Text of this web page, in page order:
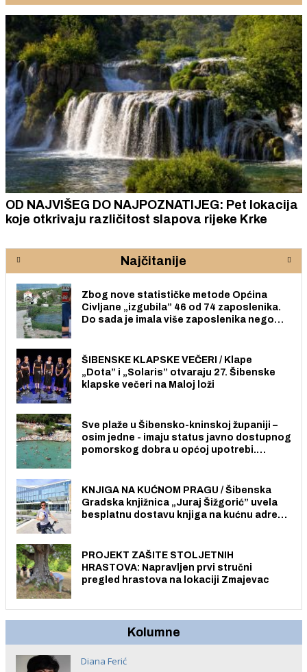
OD NAJVIŠEG DO NAJPOZNATIJEG: Pet lokacija
koje otkrivaju različitost slapova rijeke Krke
Najčitanije
Zbog nove statističke metode Općina
Civljane „izgubila” 46 od 74 zaposlenika.
Do sada je imala više zaposlenika nego
ŠIBENSKE KLAPSKE VEČERI / Klape
„Dota” i „Solaris” otvaraju 27. Šibenske
klapske večeri na Maloj loži
Sve plaže u Šibensko-kninskoj županiji –
osim jedne - imaju status javno dostupnog
pomorskog dobra u općoj upotrebi.
KNJIGA NA KUĆNOM PRAGU / Šibenska
Gradska knjižnica „Juraj Šižgorić” uvela
besplatnu dostavu knjiga na kućnu adresu
PROJEKT ZAŠITE STOLJETNIH
HRASTOVA: Napravljen prvi stručni
pregled hrastova na lokaciji Zmajevac
Kolumne
Diana Ferić